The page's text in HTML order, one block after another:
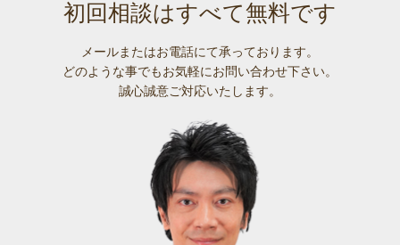
初回相談はすべて無料です
メールまたはお電話にて承っております。
どのような事でもお気軽にお問い合わせ下さい。
誠心誠意ご対応いたします。